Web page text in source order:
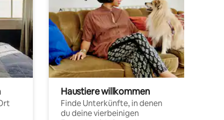
Haustiere willkommen
Finde Unterkünfte, in denen
du deine vierbeinigen